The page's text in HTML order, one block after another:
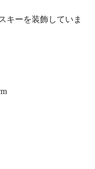
キーを装飾していま